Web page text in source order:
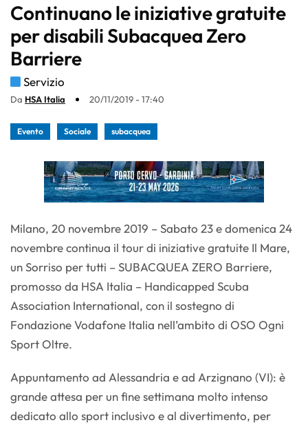
Continuano le iniziative gratuite
per disabili Subacquea Zero
Barriere
Servizio
Da HSA Italia 20/11/2019 - 17:40
Evento Sociale subacquea
Milano, 20 novembre 2019 – Sabato 23 e domenica 24
novembre continua il tour di iniziative gratuite Il Mare,
un Sorriso per tutti – SUBACQUEA ZERO Barriere,
promosso da HSA Italia – Handicapped Scuba
Association International, con il sostegno di
Fondazione Vodafone Italia nell’ambito di OSO Ogni
Sport Oltre.
Appuntamento ad Alessandria e ad Arzignano (VI): è
grande attesa per un fine settimana molto intenso
dedicato allo sport inclusivo e al divertimento, per